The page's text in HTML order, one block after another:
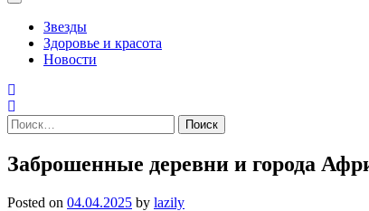
Звезды
Здоровье и красота
Новости
Найти:
Заброшенные деревни и города
Posted on 04.04.2025 by lazily